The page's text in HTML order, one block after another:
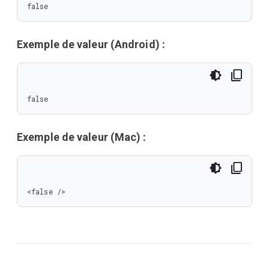
false
Exemple de valeur (Android) :
false
Exemple de valeur (Mac) :
<false />